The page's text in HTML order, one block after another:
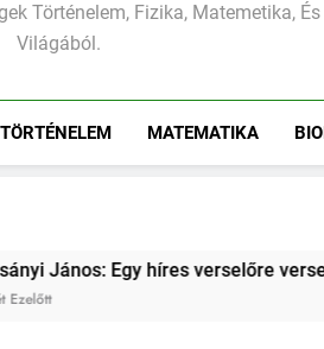
Történelem, Fizika, Matemetika,
Világából.
TÖRTÉNELEM MATEMATIKA
József